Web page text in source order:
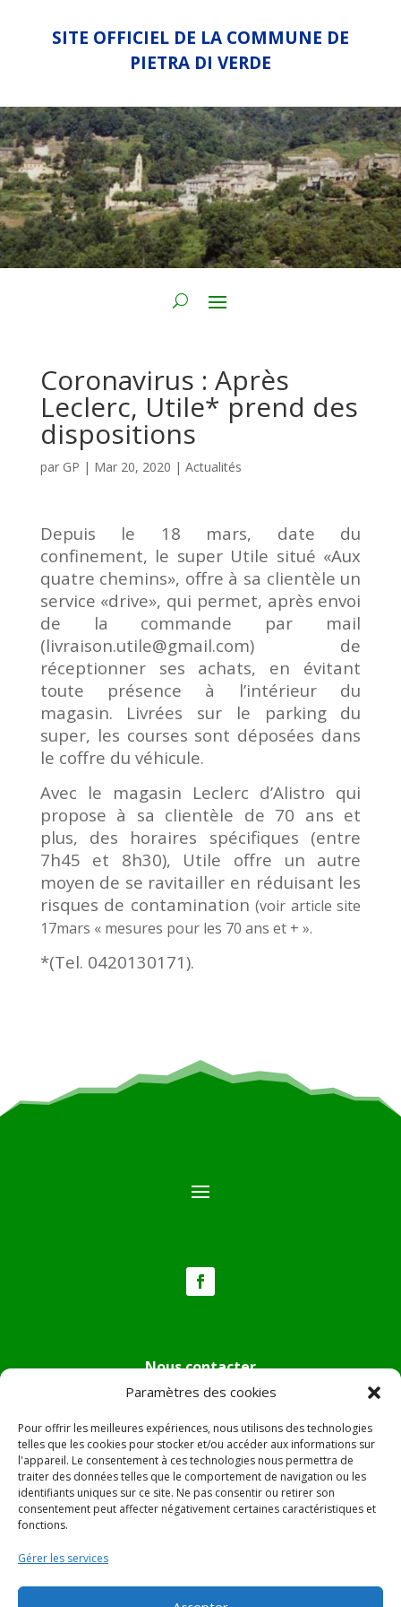
Paramètres des cookies
Pour offrir les meilleures expériences, nous utilisons des technologies
telles que les cookies pour stocker et/ou accéder aux informations sur
l'appareil. Le consentement à ces technologies nous permettra de
traiter des données telles que le comportement de navigation ou les
identifiants uniques sur ce site. Ne pas consentir ou retirer son
consentement peut affecter négativement certaines caractéristiques et
fonctions.
Gérer les services
SITE OFFICIEL DE LA COMMUNE DE
PIETRA DI VERDE
Coronavirus : Après
Leclerc, Utile* prend des
dispositions
par GP | Mar 20, 2020 | Actualités
Depuis le 18 mars, date du
confinement, le super Utile situé «Aux
quatre chemins», offre à sa clientèle un
service «drive», qui permet, après envoi
de la commande par mail
(livraison.utile@gmail.com) de
réceptionner ses achats, en évitant
toute présence à l’intérieur du
magasin. Livrées sur le parking du
super, les courses sont déposées dans
le coffre du véhicule.
Avec le magasin Leclerc d’Alistro qui
propose à sa clientèle de 70 ans et
plus, des horaires spécifiques (entre
7h45 et 8h30), Utile offre un autre
moyen de se ravitailler en réduisant les
risques de contamination(voir article site
17mars « mesures pour les 70 ans et + ».
*(Tel. 0420130171).
Nous contacter
Tél :04.95.36.24.02
Mail:
mairie.pietradiverde@wanadoo.fr
Adresse :Hôtel de ville de Pietra di Verde
Le village
20230 Pietra di Verde
© 2022 Mairie de Pietra Di Verde – Réalisation